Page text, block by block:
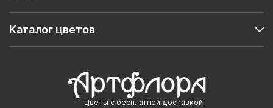
Цветы с бесплатной доставкой!
Каталог цветов